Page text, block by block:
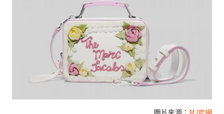
圖片來源： MJ官網